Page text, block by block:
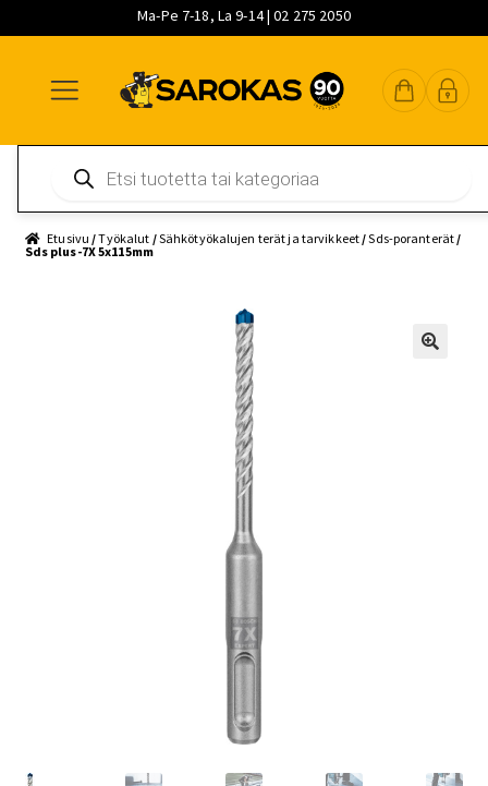
Ma-Pe 7-18, La 9-14 | 02 275 2050
navigointiin
sisältöön
pääsisältöön
search
Etusivu /Työkalut /Sähkötyökalujen terät ja tarvikkeet /Sds-poranterät /
Sds plus-7X 5x115mm